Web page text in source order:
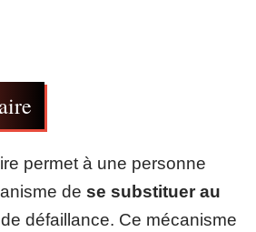
permet à une personne
de se substituer au
défaillance. Ce mécanisme